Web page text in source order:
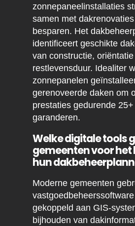
zonnepaneelinstallaties
samen met
besparen. Het
identificeert geschikte
van constructie, oriëntatie
restlevensduur. Idealiter
zonnepanelen
gerenoveerde daken om
prestaties gedurende
garanderen.
Welke digitale tools
gemeenten voor het
hun
Moderne gemeenten
gekoppeld aan GIS-
bijhouden van